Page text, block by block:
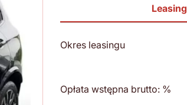
Leasing
Okres leasingu
Opłata wstępna brutto: %